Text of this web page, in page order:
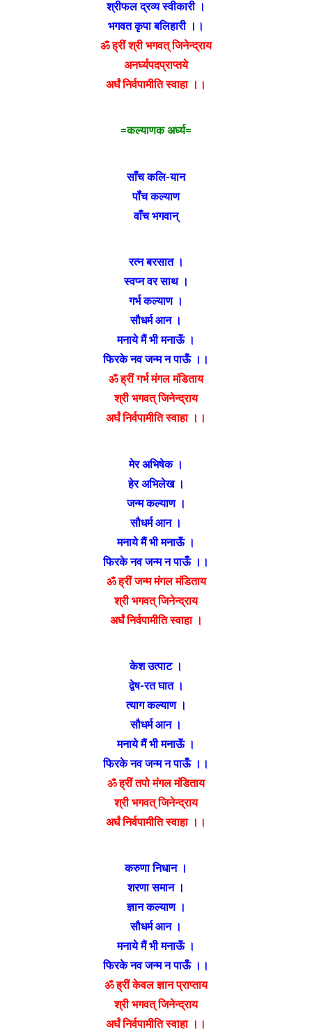
श्रीफल द्रव्य स्वीकारी ।
भगवत कृपा बलिहारी ।।
ॐ ह्रीं श्री भगवत् जिनेन्द्राय
अनर्घ्यपदप्राप्तये
अर्घं निर्वपामीति स्वाहा ।।
=कल्याणक अर्घ्य=
साँच कलि-यान
पॉंच कल्याण
वाँच भगवान्
रत्न बरसात ।
स्वप्न वर साथ ।
गर्भ कल्याण ।
सौधर्म आन ।
मनाये मैं भी मनाऊॅं ।
फिरके नव जन्म न पाऊँ ।।
ॐ ह्रीं गर्भ मंगल मंडिताय
श्री भगवत् जिनेन्द्राय
अर्घं निर्वपामीति स्वाहा ।।
मेर अभिषेक ।
हेर अभिलेख ।
जन्म कल्याण ।
सौधर्म आन ।
मनाये मैं भी मनाऊॅं ।
फिरके नव जन्म न पाऊँ ।।
ॐ ह्रीं जन्म मंगल मंडिताय
श्री भगवत् जिनेन्द्राय
अर्घं निर्वपामीति स्वाहा ।
केश उत्पाट ।
द्वेष-रत घात ।
त्याग कल्याण ।
सौधर्म आन ।
मनाये मैं भी मनाऊॅं ।
फिरके नव जन्म न पाऊँ ।।
ॐ ह्रीं तपो मंगल मंडिताय
श्री भगवत् जिनेन्द्राय
अर्घं निर्वपामीति स्वाहा ।।
करुणा निधान ।
शरणा समान ।
ज्ञान कल्याण ।
सौधर्म आन ।
मनाये मैं भी मनाऊॅं ।
फिरके नव जन्म न पाऊँ ।।
ॐ ह्रीं केवल ज्ञान प्राप्ताय
श्री भगवत् जिनेन्द्राय
अर्घं निर्वपामीति स्वाहा ।।